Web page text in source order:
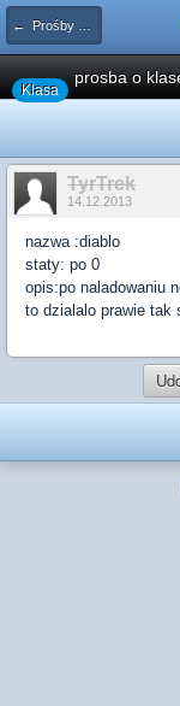
← Prośby o Klasę/Perk
Klasa
prosba o
TyrTrek
14.12.2013
nazwa :diablo
staty: po 0
opis:po
to dzialalo prawie tak